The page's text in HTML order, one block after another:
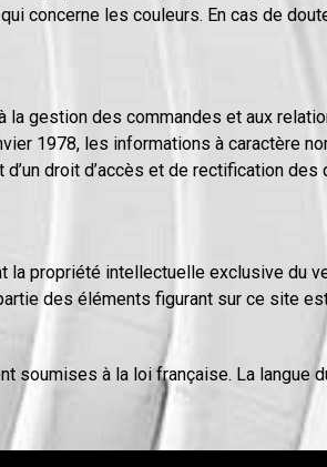
concerne les couleurs. En cas de
gestion des commandes et aux
1978, les informations à caractère
droit d’accès et de rectification
propriété intellectuelle exclusive du
des éléments figurant sur ce site
soumises à la loi française. La langue